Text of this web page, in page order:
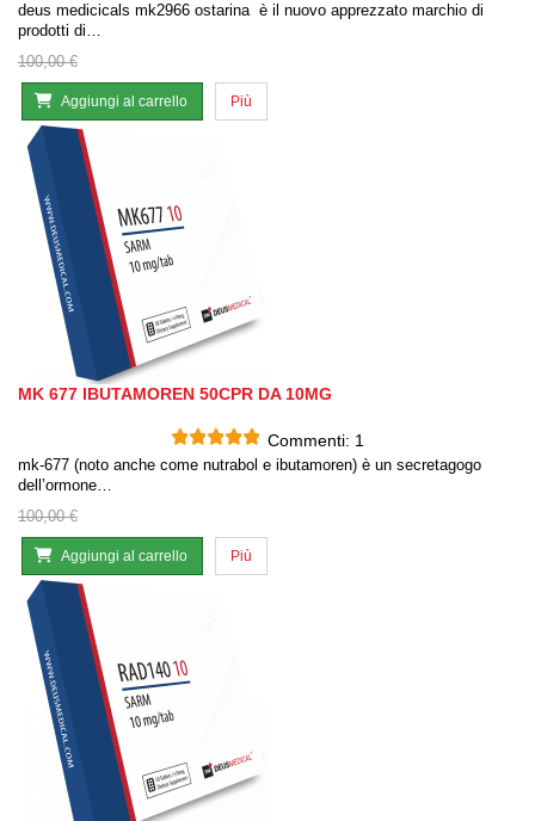
deus medicicals mk2966 ostarina è il nuovo apprezzato marchio di
prodotti di…
100,00 €
Aggiungi al carrello Più
MK 677 IBUTAMOREN 50CPR DA 10MG
Commenti: 1
mk-677 (noto anche come nutrabol e ibutamoren) è un secretagogo
dell’ormone…
100,00 €
Aggiungi al carrello Più